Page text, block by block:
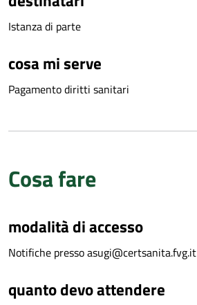
Istanza di parte
cosa mi serve
Pagamento diritti sanitari
Cosa fare
modalità di accesso
Notifiche presso asugi@certsanita.fvg.it
quanto devo attendere